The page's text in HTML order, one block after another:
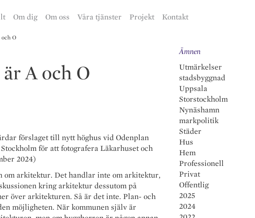
Om dig Om oss Våra tjänster Projekt Kontakt
O
A och O
förslaget till nytt höghus vid Odenplan
för att fotografera Läkarhuset och
2024)
om arkitektur. Det handlar inte om arkitektur,
kring arkitektur dessutom på
över arkitekturen. Så är det inte. Plan- och
möjligheten. När kommunen själv är
Ämnen
Utmärkelser
stadsbyggnad
Uppsala
Storstockholm
Nynäshamn
markpolitik
Städer
Hus
Hem
Professionell
Privat
Offentlig
2025
2024